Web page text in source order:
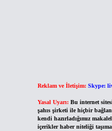
Reklam ve İletişim: Skype:
Yasal Uyarı: Bu internet
şahıs şirketi ile hiçbir
kendi hazırladığımız
içerikler haber niteliği